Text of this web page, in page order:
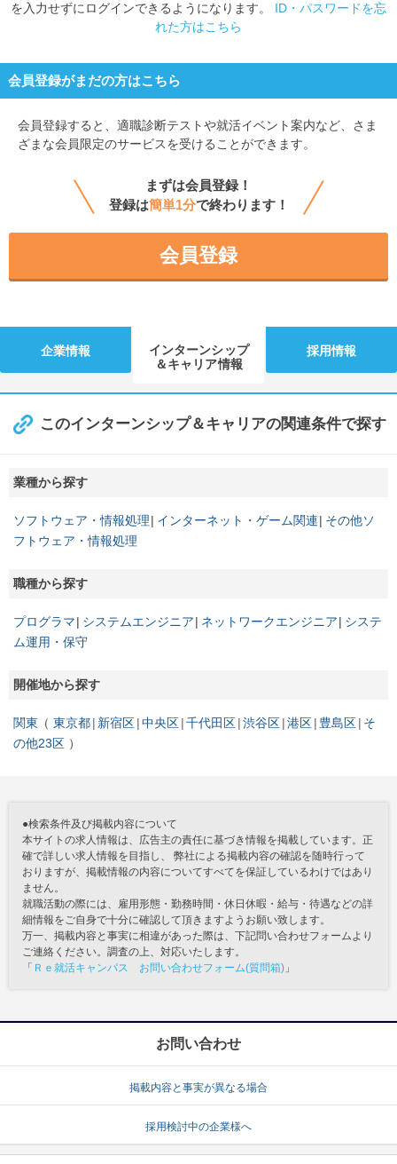
を入力せずにログインできるようになります。 ID・パスワードを忘
れた方はこちら
会員登録がまだの方はこちら
会員登録すると、 適職診断テストや就活イベント案内など、さま
ざまな会員限定のサービスを受けることができます。
まずは会員登録！
登録は簡単1分で終わります！
会員登録
企業情報
インターンシップ
＆キャリア情報
採用情報
このインターンシップ＆キャリアの関連条件で探す
業種から探す
ソフトウェア・情報処理 インターネット・ゲーム関連
その他ソ
フトウェア・情報処理
職種から探す
プログラマ システムエンジニア ネットワークエンジニア
システ
ム運用・保守
開催地から探す
関東 東京都 新宿区 中央区 千代田区 渋谷区 港区 豊島区 そ
の他23区
●検索条件及び掲載内容について
本サイトの求人情報は、広告主の責任に基づき情報を掲載しています。正
確で詳しい求人情報を目指し、 弊社による掲載内容の確認を随時行って
おりますが、掲載情報の内容についてすべてを保証しているわけではあり
ません。
就職活動の際には、雇用形態・勤務時間・休日休暇・給与・待遇などの詳
細情報をご自身で十分に確認して頂きますようお願い致します。
万一、掲載内容と事実に相違があった際は、下記問い合わせフォームより
ご連絡ください。調査の上、対応いたします。
「 Ｒｅ就活キャンパス お問い合わせフォーム(質問箱) 」
お問い合わせ
掲載内容と事実が異なる場合
採用検討中の企業様へ